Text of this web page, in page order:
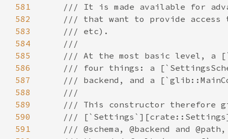
581
582
583
584
585
586
587
588
589
590
591